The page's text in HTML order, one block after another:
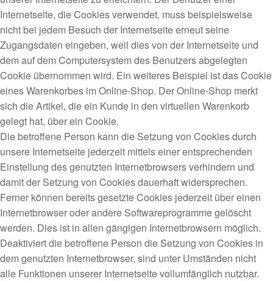
Internetseite, die Cookies verwendet, muss beispielsweise
nicht bei jedem Besuch der Internetseite erneut seine
Zugangsdaten eingeben, weil dies von der Internetseite und
dem auf dem Computersystem des Benutzers abgelegten
Cookie übernommen wird. Ein weiteres Beispiel ist das Cookie
eines Warenkorbes im Online-Shop. Der Online-Shop merkt
sich die Artikel, die ein Kunde in den virtuellen Warenkorb
gelegt hat, über ein Cookie.
Die betroffene Person kann die Setzung von Cookies durch
unsere Internetseite jederzeit mittels einer entsprechenden
Einstellung des genutzten Internetbrowsers verhindern und
damit der Setzung von Cookies dauerhaft widersprechen.
Ferner können bereits gesetzte Cookies jederzeit über einen
Internetbrowser oder andere Softwareprogramme gelöscht
werden. Dies ist in allen gängigen Internetbrowsern möglich.
Deaktiviert die betroffene Person die Setzung von Cookies in
dem genutzten Internetbrowser, sind unter Umständen nicht
alle Funktionen unserer Internetseite vollumfänglich nutzbar.